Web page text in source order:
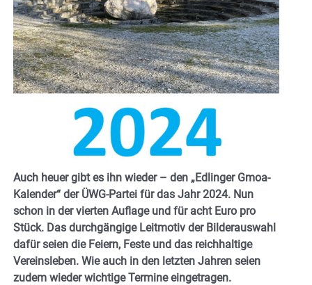
Auch heuer gibt es ihn wieder – den „Edlinger Gmoa-
Kalender“ der ÜWG-Partei für das Jahr 2024. Nun
schon in der vierten Auflage und für acht Euro pro
Stück. Das durchgängige Leitmotiv der Bilderauswahl
dafür seien die Feiern, Feste und das reichhaltige
Vereinsleben. Wie auch in den letzten Jahren seien
zudem wieder wichtige Termine eingetragen.